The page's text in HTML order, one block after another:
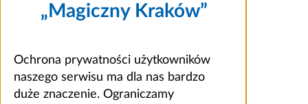
„Magiczny Kraków”
Ochrona prywatności użytkowników
naszego serwisu ma dla nas bardzo
duże znaczenie. Ograniczamy